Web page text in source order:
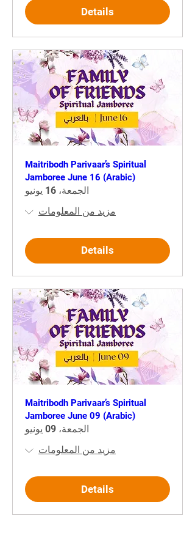
Details
Maitribodh Parivaar’s Spiritual
Jamboree June 16 (Arabic)
الجمعة، 16 يونيو
مزيد من المعلومات
Details
Maitribodh Parivaar’s Spiritual
Jamboree June 09 (Arabic)
الجمعة، 09 يونيو
مزيد من المعلومات
Details